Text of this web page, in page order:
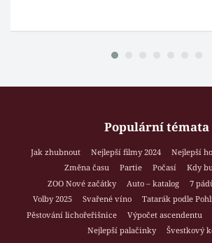
Populární témata
Jak zhubnout Nejlepší filmy 2024 Nejlepší
Změna času
Partie Počasí
Kdy
ZOO Nové začátky
Auto – katalog
7
Volby 2025
Svařené víno Tatarák podle
Pěstování lichořeřišnice
Výpočet ascendentu
Nejlepší palačinky
Švestkový